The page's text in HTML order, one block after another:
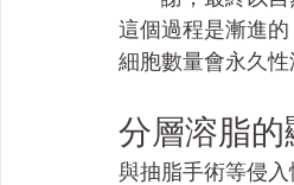
這個過程是漸進
細胞數量會永久
分層溶脂
與抽脂手術等侵入